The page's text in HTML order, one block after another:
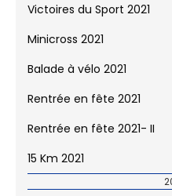
Victoires du Sport 2021
Minicross 2021
Balade à vélo 2021
Rentrée en fête 2021
Rentrée en fête 2021- II
15 Km 2021